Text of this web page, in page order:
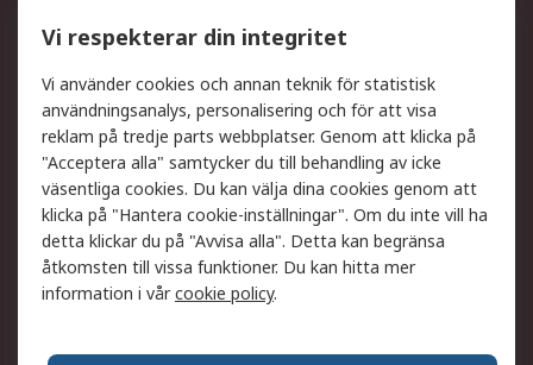
DesignSpark
Teknisk Support
Ditt lokala säljteam
Exportlösningar
Support
Få hjälp
Retur av varor
Leverans
Spåra din order
Begär en fakturakopi
Fördelar med RS-konto
Betalningsalternativ
Vi respekterar din integritet
Vi använder cookies och annan teknik för statistisk
användningsanalys, personalisering och för att visa
reklam på tredje parts webbplatser. Genom att klicka på
"Acceptera alla" samtycker du till behandling av icke
väsentliga cookies. Du kan välja dina cookies genom att
klicka på "Hantera cookie-inställningar". Om du inte vill ha
detta klickar du på "Avvisa alla". Detta kan begränsa
åtkomsten till vissa funktioner. Du kan hitta mer
information i vårcookie policy.